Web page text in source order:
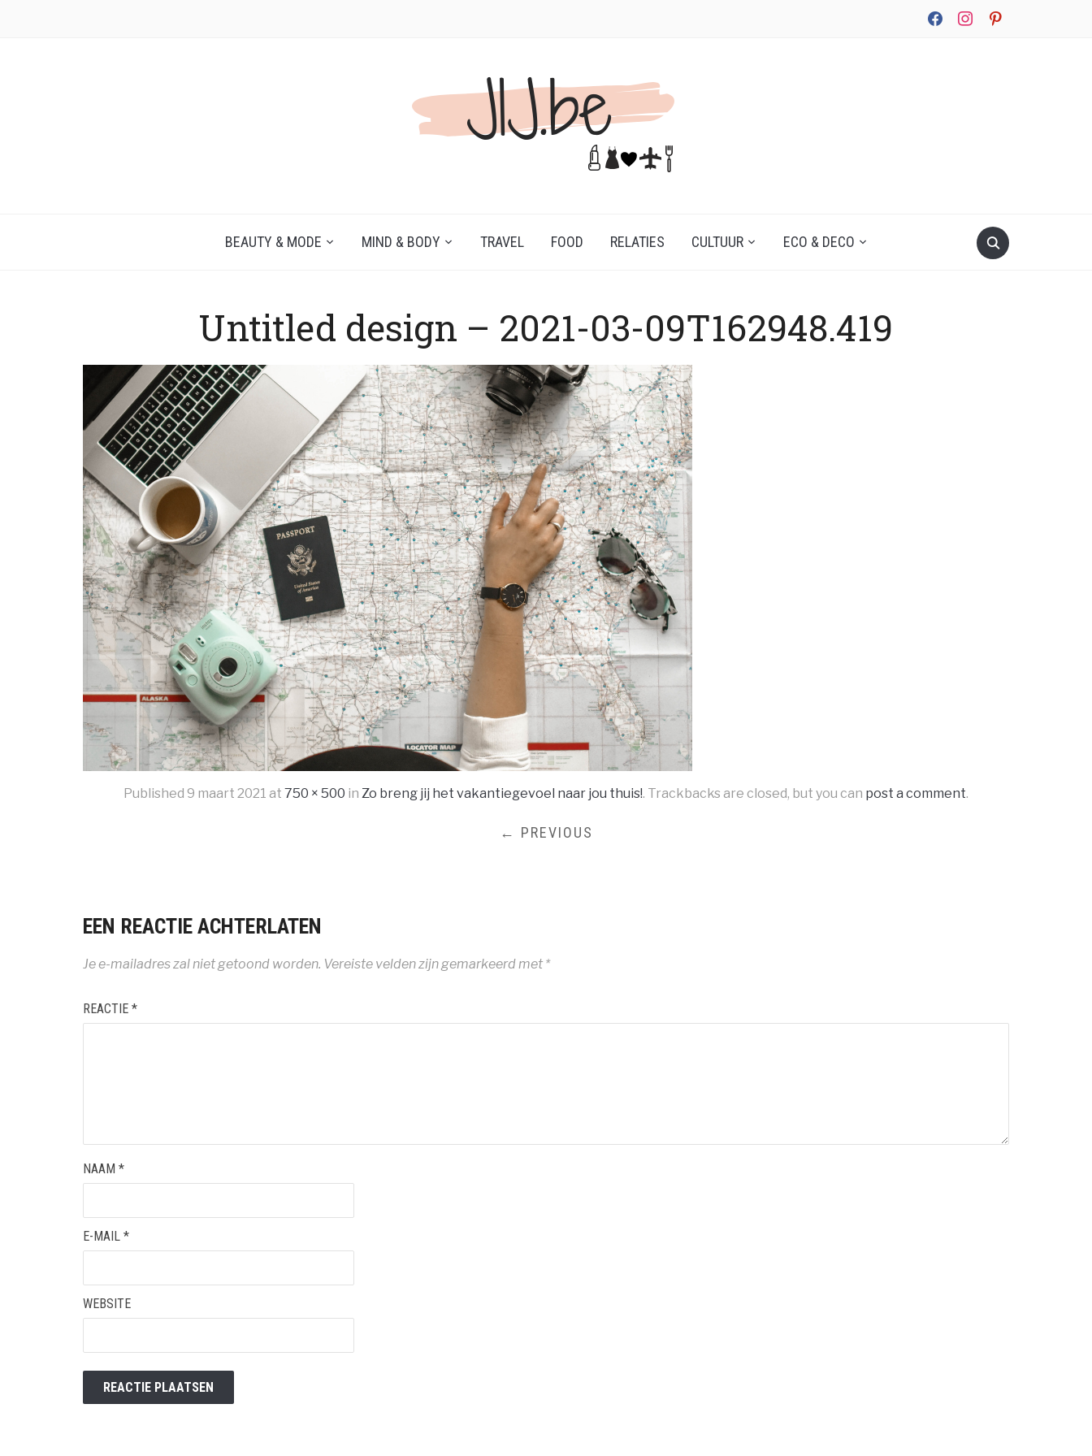
facebookinstagrampinterest
BEAUTY & MODE MIND & BODY TRAVEL FOOD RELATIES CULTUUR ECO & DECO
Untitled design – 2021-03-09T162948.419
Published 9 maart 2021 at 750 × 500 in Zo breng jij het vakantiegevoel naar jou thuis!. Trackbacks are closed, but you can post a comment.
← PREVIOUS
EEN REACTIE ACHTERLATEN
Je e-mailadres zal niet getoond worden. Vereiste velden zijn gemarkeerd met *
REACTIE *
NAAM *
E-MAIL *
WEBSITE